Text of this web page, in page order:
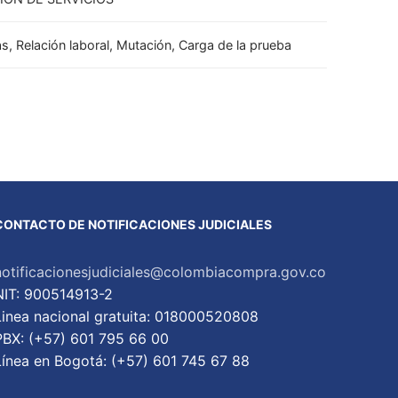
Relación laboral, Mutación, Carga de la prueba
DE NOTIFICACIONES JUDICIALES
900514913-2
nacional gratuita: 018000520808
(+57) 601 795 66 00
en Bogotá: (+57) 601 745 67 88